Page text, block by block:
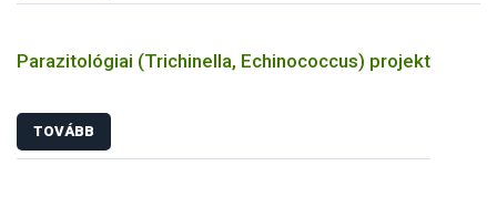
Parazitológiai (Trichinella, Echinococcus) projekt
TOVÁBB